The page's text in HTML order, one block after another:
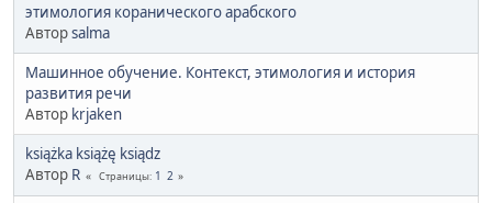
этимология коранического арабского
Авторsalma
Машинное обучение. Контекст, этимология и история
развития речи
Автор krjaken
książka książę ksiądz
Автор R Страницы 1 2